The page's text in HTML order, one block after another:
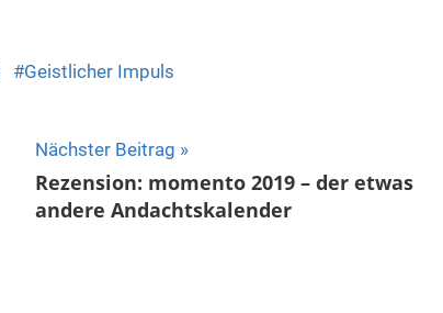
Geistlicher Impuls
Nächster Beitrag
Rezension: momento 2019 – der etwas
andere Andachtskalender